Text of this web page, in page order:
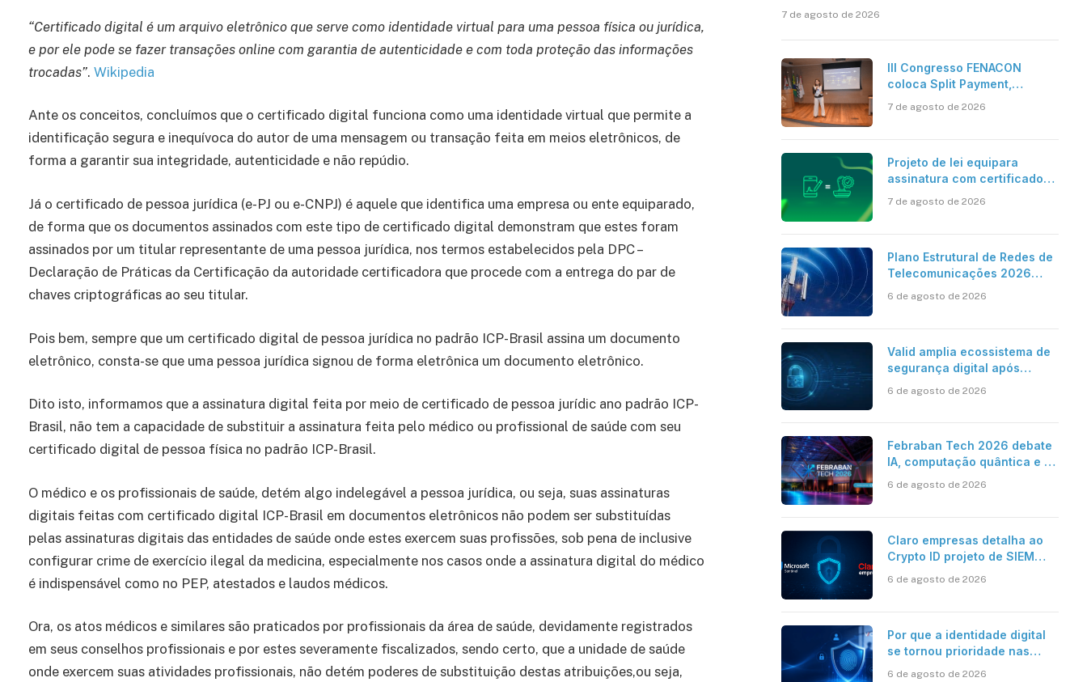
“Certificado digital é um arquivo eletrônico que serve como identidade virtual para uma pessoa física ou jurídica,
e por ele pode se fazer transações online com garantia de autenticidade e com toda proteção das informações
trocadas”. Wikipedia
Ante os conceitos, concluímos que o certificado digital funciona como uma identidade virtual que permite a
identificação segura e inequívoca do autor de uma mensagem ou transação feita em meios eletrônicos, de
forma a garantir sua integridade, autenticidade e não repúdio.
Já o certificado de pessoa jurídica (e-PJ ou e-CNPJ) é aquele que identifica uma empresa ou ente equiparado,
de forma que os documentos assinados com este tipo de certificado digital demonstram que estes foram
assinados por um titular representante de uma pessoa jurídica, nos termos estabelecidos pela DPC –
Declaração de Práticas da Certificação da autoridade certificadora que procede com a entrega do par de
chaves criptográficas ao seu titular.
Pois bem, sempre que um certificado digital de pessoa jurídica no padrão ICP-Brasil assina um documento
eletrônico, consta-se que uma pessoa jurídica signou de forma eletrônica um documento eletrônico.
Dito isto, informamos que a assinatura digital feita por meio de certificado de pessoa jurídic ano padrão ICP-
Brasil, não tem a capacidade de substituir a assinatura feita pelo médico ou profissional de saúde com seu
certificado digital de pessoa física no padrão ICP-Brasil.
O médico e os profissionais de saúde, detém algo indelegável a pessoa jurídica, ou seja, suas assinaturas
digitais feitas com certificado digital ICP-Brasil em documentos eletrônicos não podem ser substituídas
pelas assinaturas digitais das entidades de saúde onde estes exercem suas profissões, sob pena de inclusive
configurar crime de exercício ilegal da medicina, especialmente nos casos onde a assinatura digital do médico
é indispensável como no PEP, atestados e laudos médicos.
Ora, os atos médicos e similares são praticados por profissionais da área de saúde, devidamente registrados
em seus conselhos profissionais e por estes severamente fiscalizados, sendo certo, que a unidade de saúde
onde exercem suas atividades profissionais, não detém poderes de substituição destas atribuições,ou seja,
7 de agosto de 2026
III Congresso FENACON
coloca Split Payment,
centro dos debates
7 de agosto de 2026
Projeto de lei equipara
assinatura com certificado
reconhecimento de firma em
7 de agosto de 2026
Plano Estrutural de Redes de
Telecomunicações 2026
móvel, mas mantém desafio
6 de agosto de 2026
Valid amplia ecossistema de
segurança digital após
6 de agosto de 2026
Febraban Tech 2026 debate
IA, computação quântica e os
bancária
6 de agosto de 2026
Claro empresas detalha ao
Crypto ID projeto de SIEM
resposta automatizada
6 de agosto de 2026
Por que a identidade digital
se tornou prioridade nas
6 de agosto de 2026